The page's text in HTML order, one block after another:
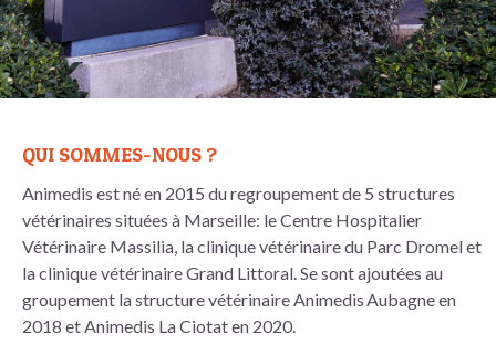
QUI SOMMES-NOUS ?
Animedis est né en 2015 du regroupement de 5 structures
vétérinaires situées à Marseille: le Centre Hospitalier
Vétérinaire Massilia, la clinique vétérinaire du Parc Dromel et
la clinique vétérinaire Grand Littoral. Se sont ajoutées au
groupement la structure vétérinaire Animedis Aubagne en
2018 et Animedis La Ciotat en 2020.